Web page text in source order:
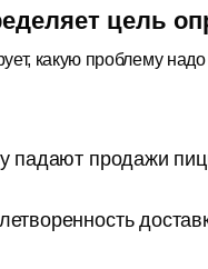
цель
какую проблему надо
падают продажи